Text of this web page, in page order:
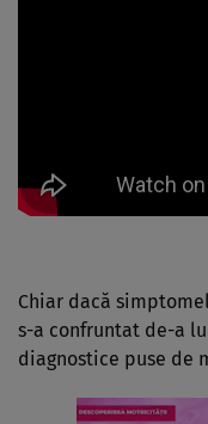
Chiar dacă
s-a confruntat de-a
diagnostice puse de